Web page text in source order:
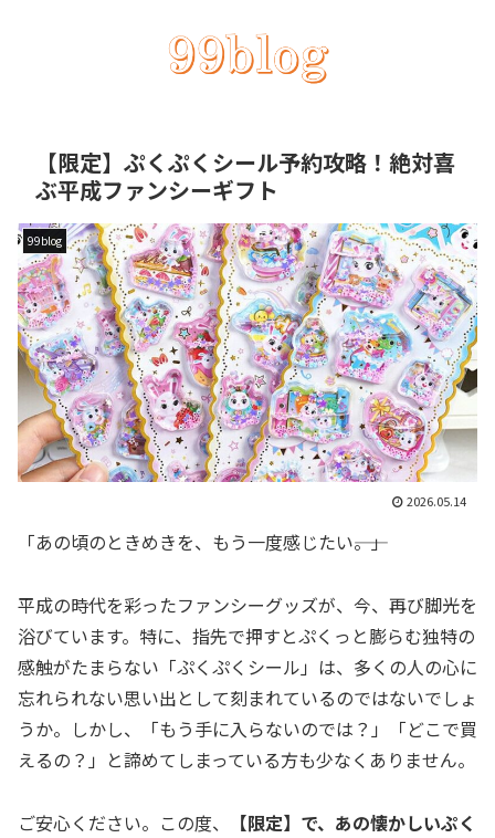
【限定】ぷくぷくシール予約攻略！絶対喜
ぶ平成ファンシーギフト
99blog
2026.05.14
「あの頃のときめきを、もう一度感じたい――。」
平成の時代を彩ったファンシーグッズが、今、再び脚光を
浴びています。特に、指先で押すとぷくっと膨らむ独特の
感触がたまらない「ぷくぷくシール」は、多くの人の心に
忘れられない思い出として刻まれているのではないでしょ
うか。しかし、「もう手に入らないのでは？」「どこで買
えるの？」と諦めてしまっている方も少なくありません。
ご安心ください。この度、
【限定】で、あの懐かしいぷく